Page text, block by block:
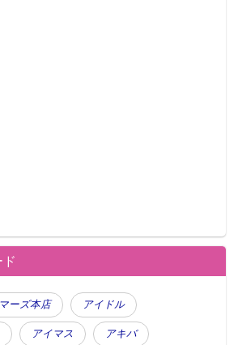
ーズ本店 アイドル
アイマス アキバ